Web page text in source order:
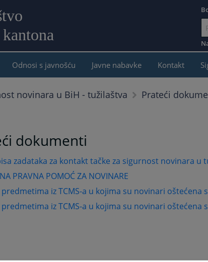
sadržaj
Odnosi s javnošću Javne nabavke Kontakt
novinara u BiH - tužilaštva Prateći
dokumenti
zadataka za kontakt tačke za sigurnost novinara u
PRAVNA POMOĆ ZA NOVINARE
iz TCMS-a u kojima su novinari oštećena
iz TCMS-a u kojima su novinari oštećena